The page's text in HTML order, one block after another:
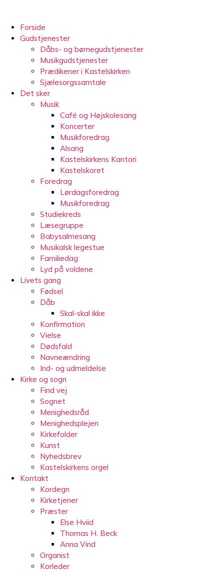
indholdForside
Gudstjenester
Dåbs- og børnegudstjenester
Musikgudstjenester
Prædikener i Kastelskirken
Sjælesorgssamtale
Det sker
Musik
Café og Højskolesang
Koncerter
Musikforedrag
Alsang
Kastelskirkens Kantori
Kastelskoret
Foredrag
Lørdagsforedrag
Musikforedrag
Studiekreds
Læsegruppe
Babysalmesang
Musikalsk legestue
Familiedag
Lyd på voldene
Livets gang
Fødsel
Dåb
Skal-skal ikke
Konfirmation
Vielse
Dødsfald
Navneændring
Ind- og udmeldelse
Kirke og sogn
Find vej
Sognet
Menighedsråd
Menighedsplejen
Kirkefolder
Kunst
Nyhedsbrev
Kastelskirkens orgel
Kontakt
Kordegn
Kirketjener
Præster
Else Hviid
Thomas H. Beck
Anna Vind
Organist
Korleder